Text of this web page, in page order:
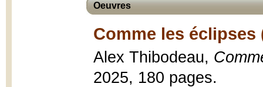
Oeuvres
Comme les éclipses
Alex Thibodeau,
2025, 180 pages.